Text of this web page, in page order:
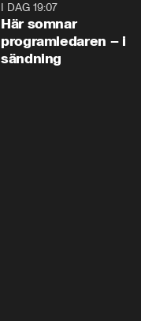
I DAG 19:07
Här somnar
programledaren – i
sändning